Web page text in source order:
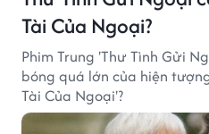
Tài Của Ngoại?
Phim Trung 'Thư Tình Gửi
bóng quá lớn của hiện
Tài Của Ngoại'?